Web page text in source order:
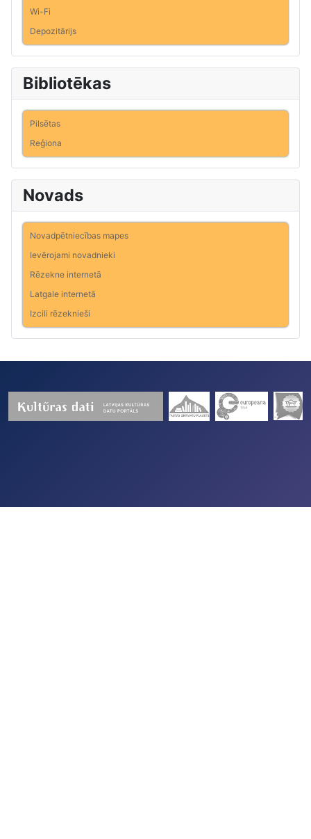
Wi-Fi
Depozitārijs
Bibliotēkas
Pilsētas
Reģiona
Novads
Novadpētniecības mapes
Ievērojami novadnieki
Rēzekne internetā
Latgale internetā
Izcili rēzeknieši